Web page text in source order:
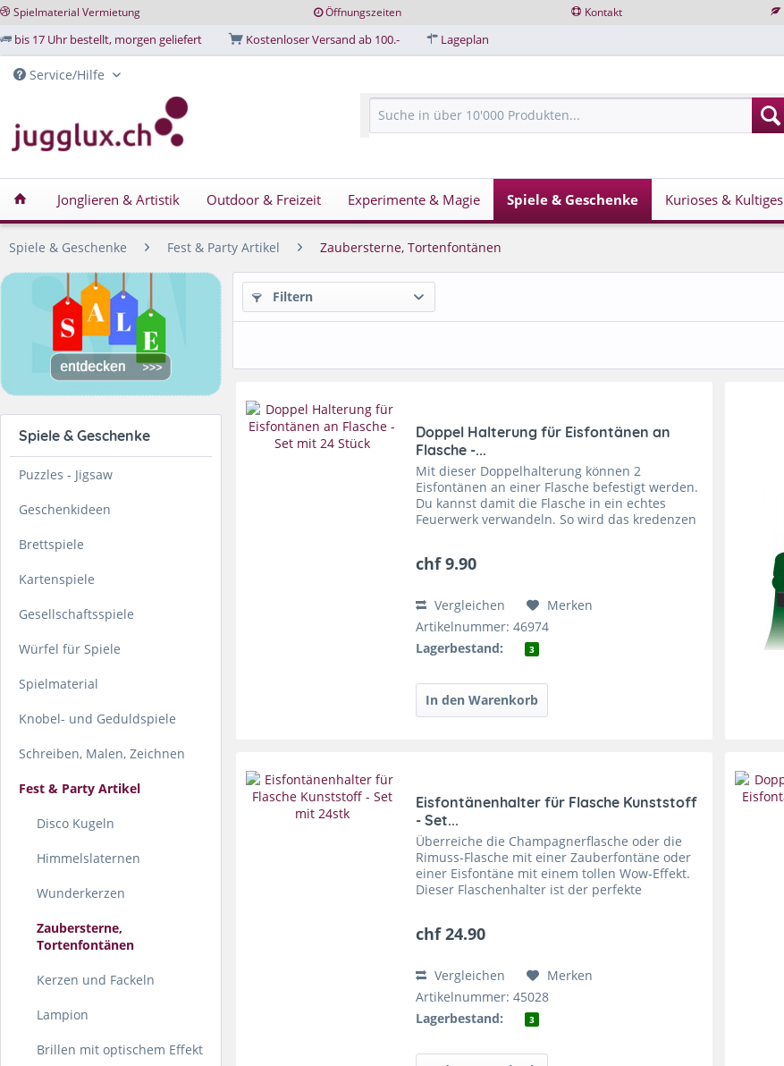
Spielmaterial Vermietung Öffnungszeiten Kontakt
bis 17 Uhr bestellt, morgen geliefert Kostenloser Versand ab 100.- Lageplan
Service/Hilfe
Jonglieren & Artistik Outdoor & Freizeit Experimente & Magie Spiele & Geschenke Kurioses & Kultiges
Spiele & Geschenke Fest & Party Artikel Zaubersterne, Tortenfontänen
Spiele & Geschenke
Puzzles - Jigsaw
Geschenkideen
Brettspiele
Kartenspiele
Gesellschaftsspiele
Würfel für Spiele
Spielmaterial
Knobel- und Geduldspiele
Schreiben, Malen, Zeichnen
Fest & Party Artikel
Disco Kugeln
Himmelslaternen
Wunderkerzen
Zaubersterne,
Tortenfontänen
Kerzen und Fackeln
Lampion
Brillen mit optischem Effekt
Filtern
Doppel Halterung für Eisfontänen an
Flasche -...
Mit dieser Doppelhalterung können 2
Eisfontänen an einer Flasche befestigt werden.
Du kannst damit die Flasche in ein echtes
Feuerwerk verwandeln. So wird das kredenzen
chf 9.90
Vergleichen
Merken
Artikelnummer: 46974
Lagerbestand:
3
Eisfontänenhalter für Flasche Kunststoff
- Set...
Überreiche die Champagnerflasche oder die
Rimuss-Flasche mit einer Zauberfontäne oder
einer Eisfontäne mit einem tollen Wow-Effekt.
Dieser Flaschenhalter ist der perfekte
chf 24.90
Vergleichen
Merken
Artikelnummer: 45028
Lagerbestand:
3